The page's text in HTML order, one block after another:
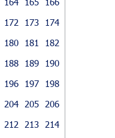
172 173
174
180 181
182
188 189
190
196 197
198
204 205
206
212 213
214